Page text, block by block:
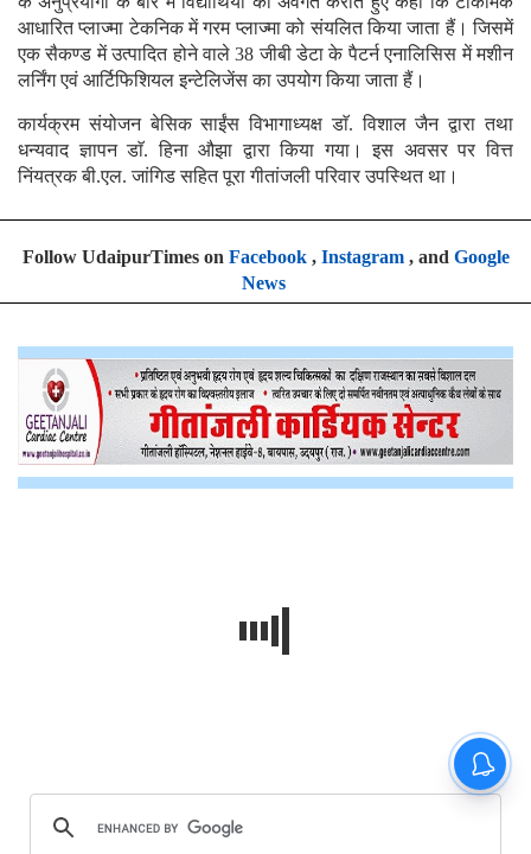
आधारित प्लाज्मा टेकनिक में गरम प्लाज्मा को संयलित किया जाता हैं। जिसमें
एक सैकण्ड में उत्पादित होने वाले 38 जीबी डेटा के पैटर्न एनालिसिस में मशीन
लर्निंग एवं आर्टिफिशियल इन्टेलिजेंस का उपयोग किया जाता हैं।
कार्यक्रम संयोजनबेसिक साईंस विभागाध्यक्ष डाॅ. विशाल जैन द्वारा तथा
धन्यवाद ज्ञापन डाॅ. हिना औझा द्वारा किया गया। इस अवसर पर वित्त
निंयत्रक बी.एल. जांगिड सहित पूरा गीतांजली परिवार उपस्थित था।
Follow UdaipurTimes on Facebook, Instagram, and Google
News